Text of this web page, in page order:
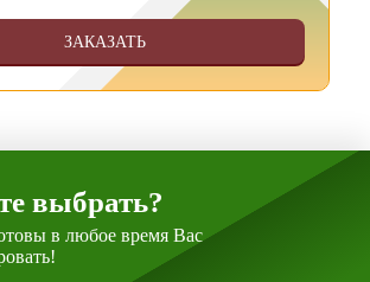
ЗАКАЗАТЬ
выбрать?
в любое время Вас